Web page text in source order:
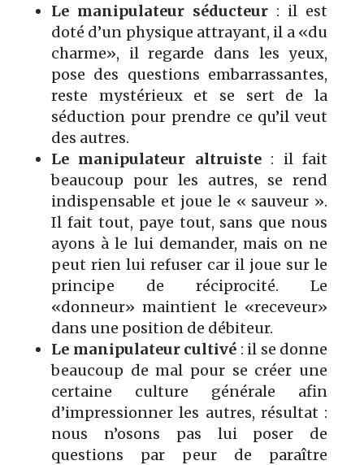
Le manipulateur séducteur : il est
doté d’un physique attrayant, il a «du
charme», il regarde dans les yeux,
pose des questions embarrassantes,
reste mystérieux et se sert de la
séduction pour prendre ce qu’il veut
des autres.
Le manipulateur altruiste : il fait
beaucoup pour les autres, se rend
indispensable et joue le « sauveur ».
Il fait tout, paye tout, sans que nous
ayons à le lui demander, mais on ne
peut rien lui refuser car il joue sur le
principe de réciprocité. Le
«donneur» maintient le «receveur»
dans une position de débiteur.
Le manipulateur cultivé : il se donne
beaucoup de mal pour se créer une
certaine culture générale afin
d’impressionner les autres, résultat :
nous n’osons pas lui poser de
questions par peur de paraître